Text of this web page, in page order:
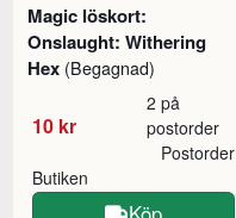
Magic löskort:
Onslaught: Withering
Hex (Begagnad)
10 kr
2 på
postorder
Butiken
Postorder